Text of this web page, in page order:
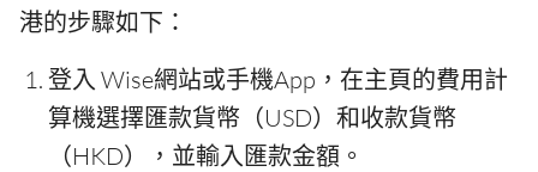
港的步驟如下：
登入 Wise網站或手機App，在主頁的費用計
算機選擇匯款貨幣（USD）和收款貨幣
（HKD），並輸入匯款金額。